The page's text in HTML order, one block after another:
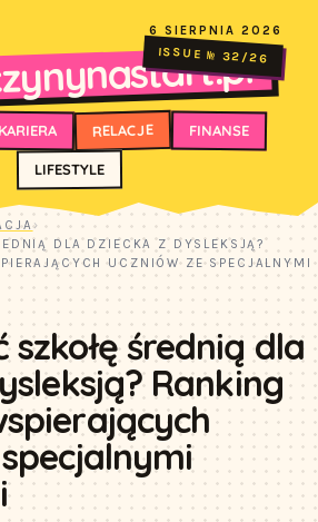
6 SIERPNIA 2026
ISSUE № 32/26
KARIERA RELACJE FINANSE
LIFESTYLE
›
DLA DZIECKA Z DYSLEKSJĄ?
UCZNIÓW ZE SPECJALNYMI
średnią dla
Ranking